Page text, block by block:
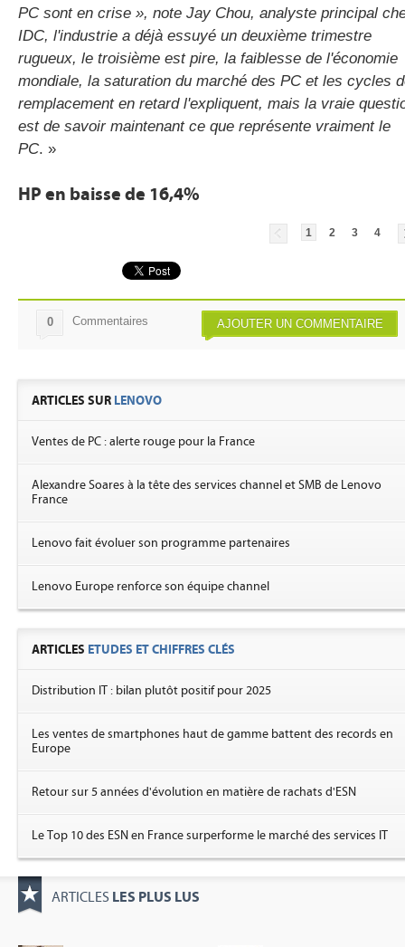
PC sont en crise », note Jay Chou, analyste principal
IDC, l'industrie a déjà essuyé un deuxième trimestre
rugueux, le troisième est pire, la faiblesse de l'économie
mondiale, la saturation du marché des PC et les cycles
remplacement en retard l'expliquent, mais la vraie
est de savoir maintenant ce que représente vraiment le
PC. »
HP en baisse de 16,4%
1 2 3 4
AJOUTER UN COMMENTAIRE
0 Commentaires
ARTICLES SUR LENOVO
Ventes de PC : alerte rouge pour la France
Alexandre Soares à la tête des services channel et SMB de Lenovo
France
Lenovo fait évoluer son programme partenaires
Lenovo Europe renforce son équipe channel
ARTICLES ETUDES ET CHIFFRES CLÉS
Distribution IT : bilan plutôt positif pour 2025
Les ventes de smartphones haut de gamme battent des records en
Europe
Retour sur 5 années d'évolution en matière de rachats d'ESN
Le Top 10 des ESN en France surperforme le marché des services IT
ARTICLES LES PLUS LUS